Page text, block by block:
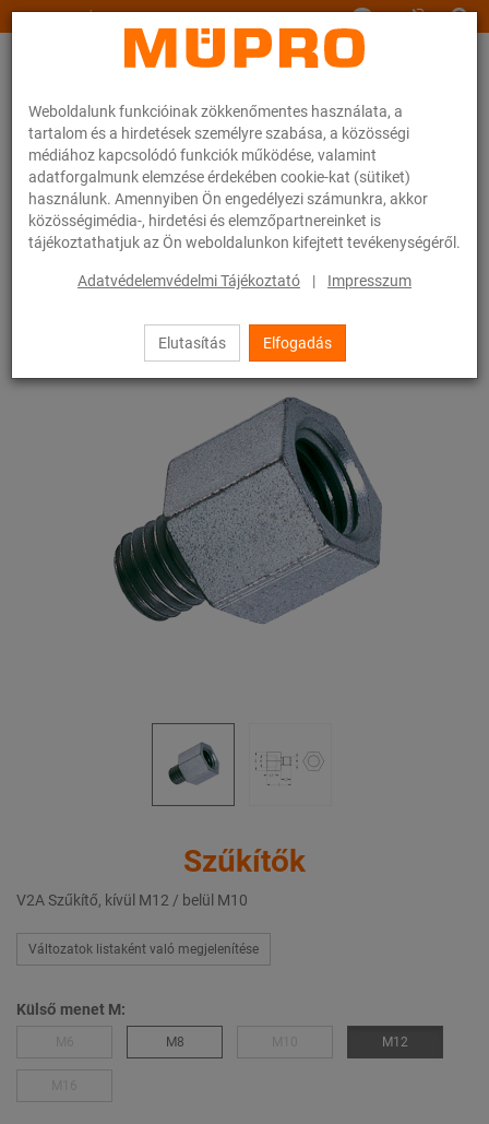
Weboldalunk funkcióinak zökkenőmentes használata, a
tartalom és a hirdetések személyre szabása, a közösségi
médiához kapcsolódó funkciók működése, valamint
adatforgalmunk elemzése érdekében cookie-kat (sütiket)
használunk. Amennyiben Ön engedélyezi számunkra, akkor
közösségimédia-, hirdetési és elemzőpartnereinket is
tájékoztathatjuk az Ön weboldalunkon kifejtett tevékenységéről.
Adatvédelemvédelmi Tájékoztató | Impresszum
Elutasítás Elfogadás
www.muepro.hu
Webáruhàz Rögzítéstechnika Szerelési anyagok Szűkítők
46 / 83
Szűkítők
V2A Szűkítő, kívül M12 / belül M10
Változatok listaként való megjelenítése
Külső menet M:
M8 M12